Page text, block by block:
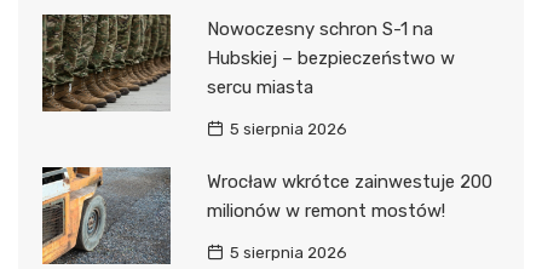
Nowoczesny schron S-1 na
Hubskiej – bezpieczeństwo w
sercu miasta
5 sierpnia 2026
Wrocław wkrótce zainwestuje 200
milionów w remont mostów!
5 sierpnia 2026